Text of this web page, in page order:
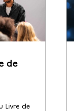
de
Livre de